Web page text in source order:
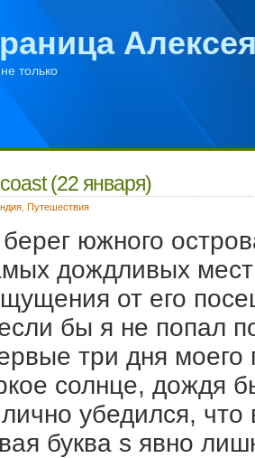
только
(22 января)
Путешествия
южного
дождливых
от его
бы я не попал
три дня моего
солнце, дождя
убедился, что
буква s явно